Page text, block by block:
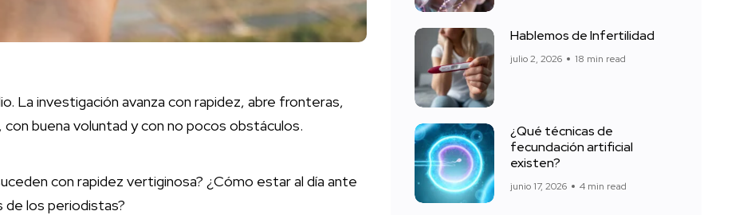
La investigación avanza con rapidez, abre fronteras,
buena voluntad y con no pocos obstáculos.
con rapidez vertiginosa? ¿Cómo estar al día ante
de los periodistas?
Hablemos de Infertilidad
julio 2, 2026 18 min read
¿Qué técnicas de
fecundación artificial
existen?
junio 17, 2026 4 min read